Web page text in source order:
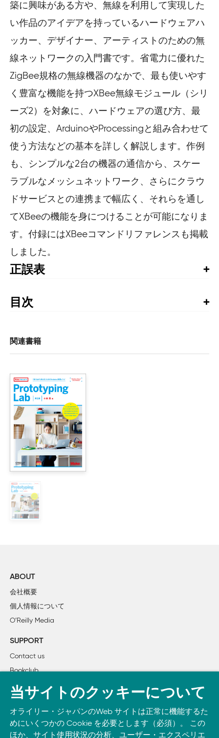
築に興味がある方や、無線を利用して実現した
い作品のアイデアを持っているハードウェアハ
ッカー、デザイナー、アーティストのための無
線ネットワークの入門書です。省電力に優れた
ZigBee規格の無線機器のなかで、最も使いやす
く豊富な機能を持つXBee無線モジュール（シリ
ーズ2）を対象に、ハードウェアの選び方、最
初の設定、ArduinoやProcessingと組み合わせて
使う方法などの基本を詳しく解説します。作例
も、シンプルな2台の機器の通信から、スケー
ラブルなメッシュネットワーク、さらにクラウ
ドサービスとの連携まで幅広く、それらを通し
てXBeeの機能を身につけることが可能になりま
す。付録にはXBeeコマンドリファレンスも掲載
しました。
正誤表
います。お手持ちの書籍では、すでに修正が施されてい
る場合がありますので、書籍最終ページの奥付でお手持
第1刷、第2刷正誤表
p.52、表2-5「あて先コマンド下位」のコマンド
誤：ATDH
正：ATDL
p.54、表2-6「あて先コマンド下位」のコマンド
誤：ATDH
正：ATDL
第2刷
誤：ATDH
正：ATDL
目次
1章　準備
    XBee無線モジュールの購入
        アンテナ
        入手先
    アダプタの購入
        Digi評価ボード
        USBアダプタ
        ブレークアウトボード
        Arduinoボードをアダプタとして使うハック
        ピンの機能
        ファームウェアの更新ソフトウェア
        設定を行うためのターミナルソフトウェア
    まとめ
        逆二乗則
    ZigBee入門
        アドレス方式の基本
        PAN ID
    XBeeファームウェアの更新
        現在のファームウェアと設定を読み出す
    XBeeの設定
        シリアル端末プログラムの設定
        Windowsからの接続
        Macintoshからの接続
        コマンドモードと透過モード
関連書籍
ABOUT
会社概要
個人情報について
O’Reilly Media
SUPPORT
Contact us
Bookclub
書籍注文
Take O’Reilly with you and learn anywhere, anytime on your
phone
and tablet.
当サイトのクッキーについて
オライリー・ジャパンのWeb サイトは正常に機能するた
めにいくつかの Cookie を必要とします（必須）。 この
ほか、サイト使用状況の分析、ユーザー・エクスペリエ